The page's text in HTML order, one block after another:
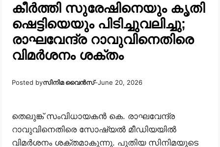
കീർത്തി സുരേഷിനെയും കൃതി
ഷെട്ടിയെയും പിടിച്ചുവലിച്ചു;
രാഘവേന്ദ്ര റാവുവിനെതിരെ
വിമർശനം ശക്തം
Posted byസിനിമ വൈൻസ്–June 20, 2026
തെലുങ്ക് സംവിധായകൻ കെ. രാഘവേന്ദ്ര
റാവുവിനെതിരെ സോഷ്യൽ മീഡിയയിൽ
വിമർശനം ശക്തമാകുന്നു. പുതിയ സിനിമയുടെ